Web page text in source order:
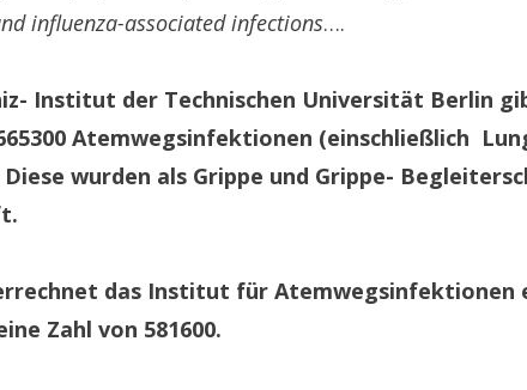
influenza-associated infections….
Institut der Technischen Universität Berlin
Atemwegsinfektionen (einschließlich
wurden als Grippe und Grippe-
das Institut für Atemwegsinfektionen
Zahl von 581600.